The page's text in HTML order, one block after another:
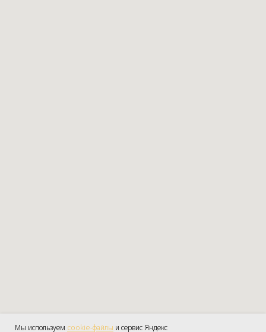
Мы используем cookie-файлы и сервис Яндекс